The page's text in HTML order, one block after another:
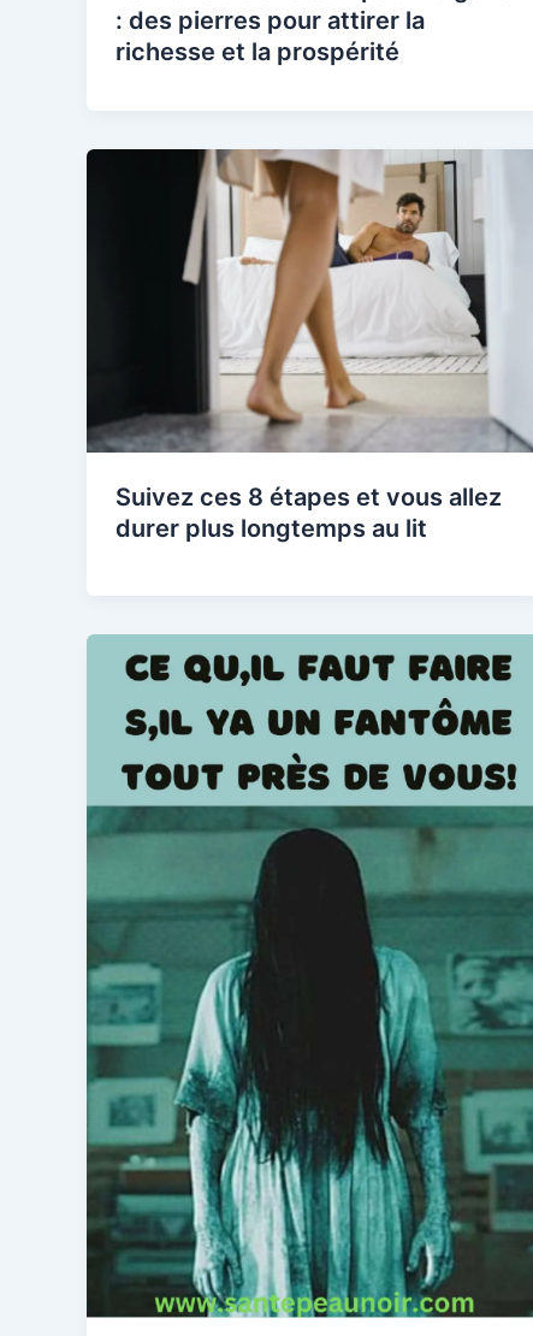
: des pierres pour attirer la
richesse et la prospérité
Suivez ces 8 étapes et vous allez
durer plus longtemps au lit